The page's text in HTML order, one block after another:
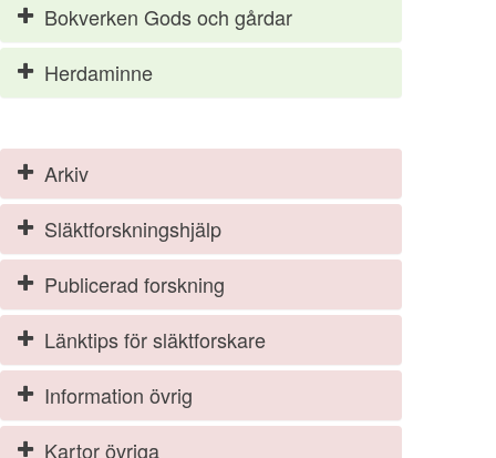
Bokverken Gods och gårdar
Herdaminne
Arkiv
Släktforskningshjälp
Publicerad forskning
Länktips för släktforskare
Information övrig
Kartor övriga